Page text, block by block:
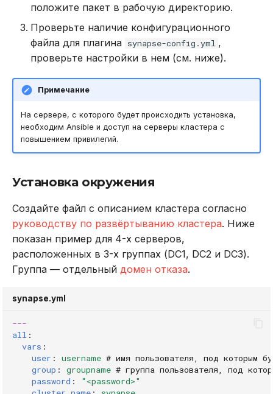
положите пакет в рабочую директорию.
Проверьте наличие конфигурационного
файла для плагина synapse-config.yml ,
проверьте настройки в нем (см. ниже).
Примечание
На сервере, с которого будет происходить установка,
необходим Ansible и доступ на серверы кластера с
повышением привилегий.
Установка окружения
Создайте файл с описанием кластера согласно
руководству по развёртыванию кластера. Ниже
показан пример для 4-х серверов,
расположенных в 3-х группах (DC1, DC2 и DC3).
Группа — отдельный домен отказа.
synapse.yml
---
all :
vars :
user : username # имя пользователя, под которым
group : groupname # группа пользователя, под
password :
"<password>"